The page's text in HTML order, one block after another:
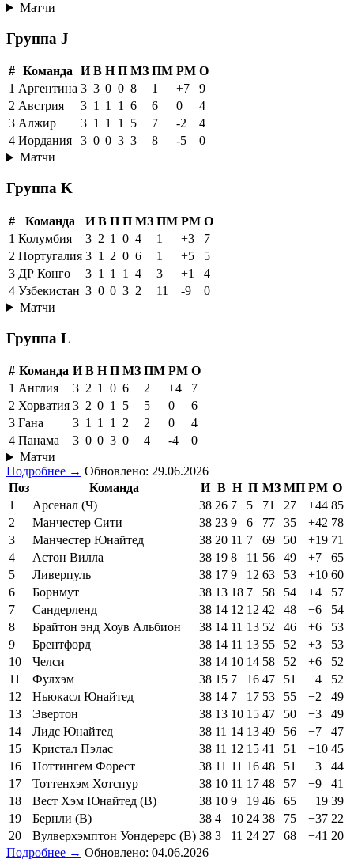
Матчи
Группа J
# Команда И В Н П МЗ ПМ РМ О
1 Аргентина 3 3 0 0 8 1 +7
9
2 Австрия 3 1 1 1 6 6 0
4
3 Алжир 3 1 1 1 5 7 -2
4
4 Иордания 3 0 0 3 3 8 -5
0
Матчи
Группа K
# Команда И В Н П МЗ ПМ РМ О
1 Колумбия 3 2 1 0 4 1 +3
7
2 Португалия 3 1 2 0 6 1 +5
5
3 ДР Конго 3 1 1 1 4 3 +1
4
4 Узбекистан 3 0 0 3 2 11 -9
0
Матчи
Группа L
# Команда И В Н П МЗ ПМ РМ О
1 Англия 3 2 1 0 6 2 +4
7
2 Хорватия 3 2 0 1 5 5 0
6
3 Гана 3 1 1 1 2 2 0
4
4 Панама 3 0 0 3 0 4 -4
0
Матчи
Подробнее → Обновлено: 29.06.2026
Поз
Команда И В Н П МЗ МП РМ О
1
Арсенал (Ч) 38 26 7 5 71 27 +44 85
2
Манчестер Сити 38 23 9 6 77 35 +42 78
3
Манчестер Юнайтед 38 20 11 7 69 50 +19 71
4
Астон Вилла 38 19 8 11 56 49 +7
65
5
Ливерпуль 38 17 9 12 63 53 +10 60
6
Борнмут 38 13 18 7 58 54 +4
57
7
Сандерленд 38 14 12 12 42 48 −6
54
8
Брайтон энд Хоув Альбион 38 14 11 13 52 46 +6
53
9
Брентфорд 38 14 11 13 55 52 +3
53
10
Челси 38 14 10 14 58 52 +6
52
11
Фулхэм 38 15 7 16 47 51 −4
52
12
Ньюкасл Юнайтед 38 14 7 17 53 55 −2
49
13
Эвертон 38 13 10 15 47 50 −3
49
14
Лидс Юнайтед 38 11 14 13 49 56 −7
47
15
Кристал Пэлас 38 11 12 15 41 51 −10 45
16
Ноттингем Форест 38 11 11 16 48 51 −3
44
17
Тоттенхэм Хотспур 38 10 11 17 48 57 −9
41
18
Вест Хэм Юнайтед (В) 38 10 9 19 46 65 −19 39
19
Бернли (В) 38 4 10 24 38 75 −37 22
20
Вулверхэмптон Уондерерс (В) 38 3 11 24 27 68 −41 20
Подробнее → Обновлено: 04.06.2026